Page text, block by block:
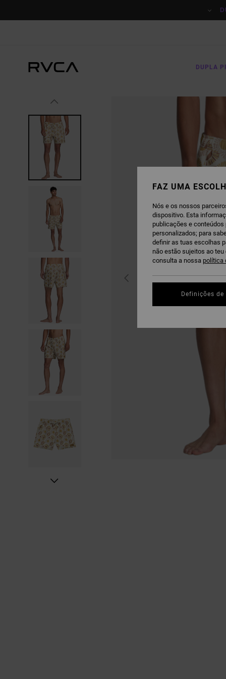
DUPLA
FAZ UMA
Nós e os nossos
dispositivo. Esta
publicações e conteúdos
personalizados; para
definir as tuas escolhas
não estão sujeitos ao
consulta a nossa política
Definições de